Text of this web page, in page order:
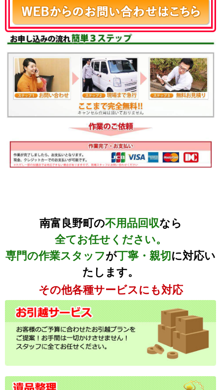
南富良野町の不用品回収なら
全てお任せください。
専門の作業スタッフが丁寧・親切 に対応い
たします。
その他各種サービスにも対応